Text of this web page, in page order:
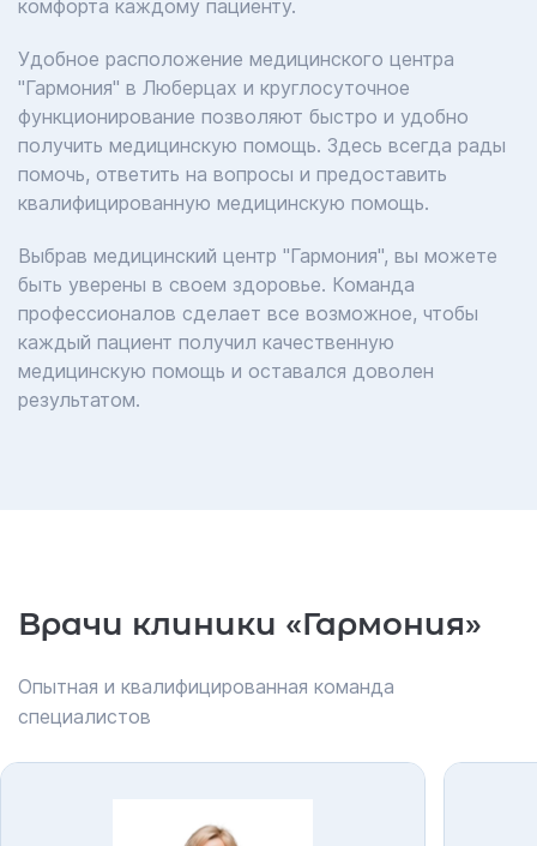
комфорта каждому пациенту.
Удобное расположение медицинского центра
"Гармония" в Люберцах и круглосуточное
функционирование позволяют быстро и удобно
получить медицинскую помощь. Здесь всегда рады
помочь, ответить на вопросы и предоставить
квалифицированную медицинскую помощь.
Выбрав медицинский центр "Гармония", вы можете
быть уверены в своем здоровье. Команда
профессионалов сделает все возможное, чтобы
каждый пациент получил качественную
медицинскую помощь и оставался доволен
результатом.
Врачи клиники «Гармония»
Опытная и квалифицированная команда
специалистов